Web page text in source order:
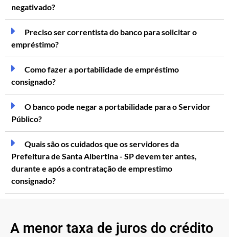
negativado?
Preciso ser correntista do banco para solicitar o
empréstimo?
Como fazer a portabilidade de empréstimo
consignado?
O banco pode negar a portabilidade para o Servidor
Público?
Quais são os cuidados que os servidores da
Prefeitura de Santa Albertina - SP devem ter antes,
durante e após a contratação de emprestimo
consignado?
A menor taxa de juros do crédito